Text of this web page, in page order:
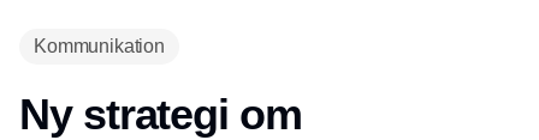
Kommunikation
Ny strategi om